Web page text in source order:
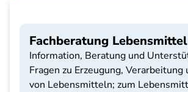
Fachberatung Lebensmittel
Information, Beratung und
Fragen zu Erzeugung,
von Lebensmitteln; zum